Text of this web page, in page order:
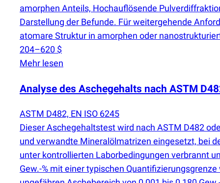
amorphen Anteils, Hochauflösende
Darstellung der Befunde. Für weitergehende
atomare Struktur in amorphen oder
204–620 $
Mehr lesen
Analyse des Aschegehalts nach ASTM
ASTM D482, EN ISO 6245
Dieser Aschegehaltstest wird nach ASTM D482
und verwandte Mineralölmatrizen eingesetzt, bei
unter kontrollierten Laborbedingungen verbrannt
Gew.-% mit einer typischen